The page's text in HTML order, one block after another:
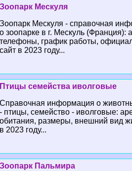
Зоопарк Мескуля
Зоопарк Мескуля - справочная
о зоопарке в г. Мескуль (Франция):
телефоны, график работы,
сайт в 2023 году...
Птицы семейства иволговые
Справочная информация о
- птицы, семейство - иволговые:
обитания, размеры, внешний вид
в 2023 году...
Зоопарк Пальмира